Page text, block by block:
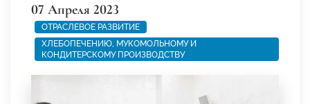
07 Апреля 2023
ОТРАСЛЕВОЕ РАЗВИТИЕ
ХЛЕБОПЕЧЕНИЮ, МУКОМОЛЬНОМУ И
КОНДИТЕРСКОМУ ПРОИЗВОДСТВУ